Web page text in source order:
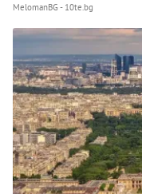
MelomanBG - 10te.bg